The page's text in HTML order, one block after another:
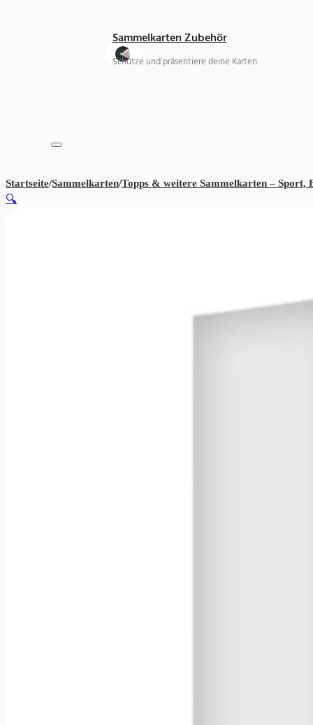
Sammelkarten Zubehör
Schütze und präsentiere deine Karten
Startseite/Sammelkarten/Topps & weitere Sammelkarten – Sport,
🔍